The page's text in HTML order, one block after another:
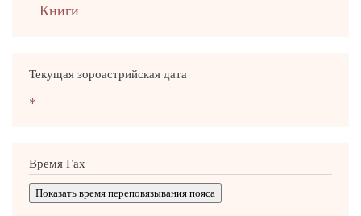
Книги
Текущая зороастрийская дата
*
Время Гах
Показать время переповязывания пояса